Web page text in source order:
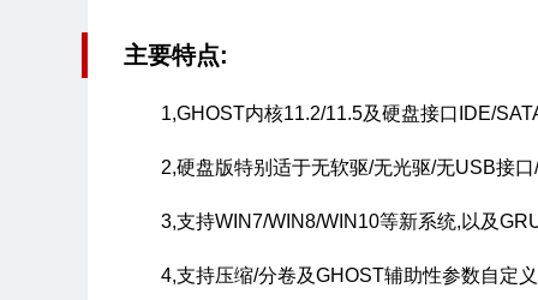
主要特点:
1,GHOST内核11.2/11.5及硬盘接口IDE/
2,硬盘版特别适于无软驱/无光驱/无USB接
3,支持WIN7/WIN8/WIN10等新系统,以及
4,支持压缩/分卷及GHOST辅助性参数自定